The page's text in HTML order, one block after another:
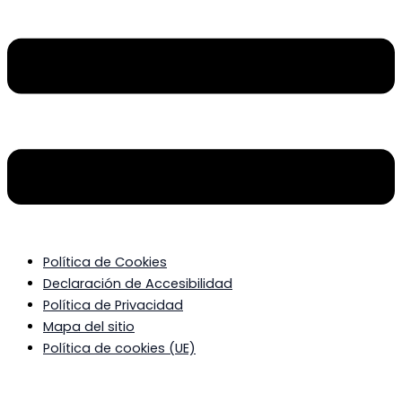
Política de Cookies
Declaración de Accesibilidad
Política de Privacidad
Mapa del sitio
Política de cookies (UE)